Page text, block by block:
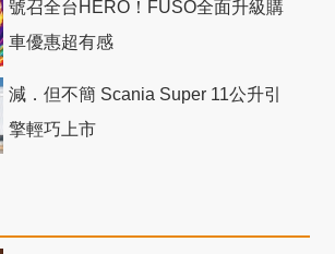
號召全台HERO！FUSO全面升級購
車優惠超有感
減．但不簡 Scania Super 11公升引
擎輕巧上市